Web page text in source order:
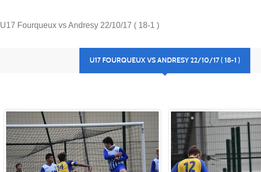
U17 Fourqueux vs Andresy 22/10/17 ( 18-1 )
U17 FOURQUEUX VS ANDRESY 22/10/17 ( 18-1 )